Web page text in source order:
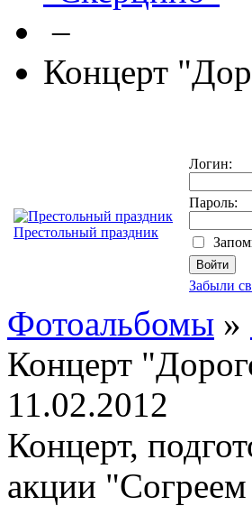
–
Концерт
Престольный праздник
Логин:
Пароль:
Забыли
Фотоальбомы »
Концерт
11.02.2012
Концерт,
акции "Согреем